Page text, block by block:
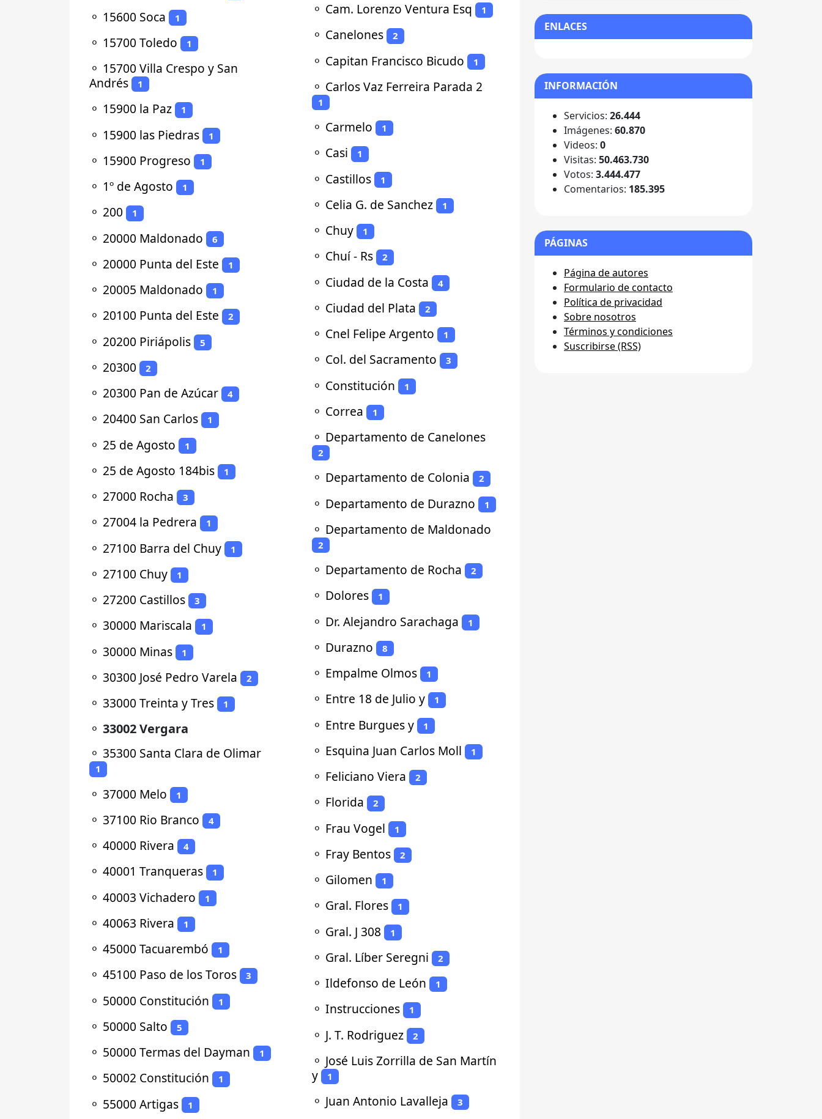
⚬ 15600 Soca 1
⚬ 15700 Toledo 1
⚬ 15700 Villa Crespo y San
Andrés
1
⚬ 15900 la Paz 1
⚬ 15900 las Piedras 1
⚬ 15900 Progreso 1
⚬ 1º de Agosto 1
⚬ 200 1
⚬ 20000 Maldonado 6
⚬ 20000 Punta del Este 1
⚬ 20005 Maldonado 1
⚬ 20100 Punta del Este 2
⚬ 20200 Piriápolis 5
⚬ 20300 2
⚬ 20300 Pan de Azúcar 4
⚬ 20400 San Carlos 1
⚬ 25 de Agosto 1
⚬ 25 de Agosto 184bis 1
⚬ 27000 Rocha 3
⚬ 27004 la Pedrera 1
⚬ 27100 Barra del Chuy 1
⚬ 27100 Chuy 1
⚬ 27200 Castillos 3
⚬ 30000 Mariscala 1
⚬ 30000 Minas 1
⚬ 30300 José Pedro Varela 2
⚬ 33000 Treinta y Tres 1
⚬ 33002 Vergara
⚬ 35300 Santa Clara de Olimar
1
⚬ 37000 Melo 1
⚬ 37100 Rio Branco 4
⚬ 40000 Rivera 4
⚬ 40001 Tranqueras 1
⚬ 40003 Vichadero 1
⚬ 40063 Rivera 1
⚬ 45000 Tacuarembó 1
⚬ 45100 Paso de los Toros 3
⚬ 50000 Constitución 1
⚬ 50000 Salto 5
⚬ 50000 Termas del Dayman 1
⚬ 50002 Constitución 1
⚬ 55000 Artigas 1
⚬ Cam. Lorenzo Ventura Esq 1
⚬ Canelones 2
⚬ Capitan Francisco Bicudo 1
⚬ Carlos Vaz Ferreira Parada 2
1
⚬ Carmelo 1
⚬ Casi 1
⚬ Castillos 1
⚬ Celia G. de Sanchez 1
⚬ Chuy 1
⚬ Chuí - Rs 2
⚬ Ciudad de la Costa 4
⚬ Ciudad del Plata 2
⚬ Cnel Felipe Argento 1
⚬ Col. del Sacramento 3
⚬ Constitución 1
⚬ Correa 1
⚬ Departamento de Canelones
2
⚬ Departamento de Colonia 2
⚬ Departamento de Durazno 1
⚬ Departamento de Maldonado
2
⚬ Departamento de Rocha 2
⚬ Dolores 1
⚬ Dr. Alejandro Sarachaga 1
⚬ Durazno 8
⚬ Empalme Olmos 1
⚬ Entre 18 de Julio y 1
⚬ Entre Burgues y 1
⚬ Esquina Juan Carlos Moll 1
⚬ Feliciano Viera 2
⚬ Florida 2
⚬ Frau Vogel 1
⚬ Fray Bentos 2
⚬ Gilomen 1
⚬ Gral. Flores 1
⚬ Gral. J 308 1
⚬ Gral. Líber Seregni 2
⚬ Ildefonso de León 1
⚬ Instrucciones 1
⚬ J. T. Rodriguez 2
⚬ José Luis Zorrilla de San Martín
y
1
⚬ Juan Antonio Lavalleja 3
ENLACES
INFORMACIÓN
Servicios: 26.444
Imágenes: 60.870
Videos: 0
Visitas: 50.463.730
Votos: 3.444.477
Comentarios: 185.395
PÁGINAS
Página de autores
Formulario de contacto
Política de privacidad
Sobre nosotros
Términos y condiciones
Suscribirse (RSS)